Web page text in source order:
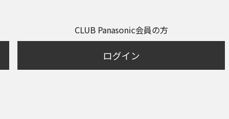
CLUB Panasonic会員の方
ログイン